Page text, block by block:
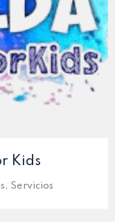
Kids
Servicios